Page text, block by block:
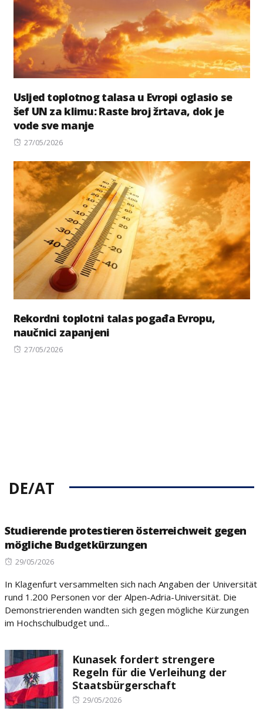
Usljed toplotnog talasa u Evropi oglasio se
šef UN za klimu: Raste broj žrtava, dok je
vode sve manje
Posted
27/05/2026
Rekordni toplotni talas pogađa Evropu,
naučnici zapanjeni
Posted
27/05/2026
DE/AT
Studierende protestieren österreichweit gegen
mögliche Budgetkürzungen
Posted
29/05/2026
In Klagenfurt versammelten sich nach Angaben der Universität
rund 1.200 Personen vor der Alpen-Adria-Universität. Die
Demonstrierenden wandten sich gegen mögliche Kürzungen
im Hochschulbudget und...
Kunasek fordert strengere
Regeln für die Verleihung der
Staatsbürgerschaft
Posted
29/05/2026